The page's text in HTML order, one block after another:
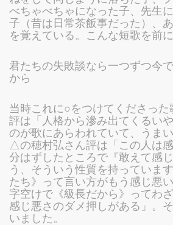
べちゃべちゃになった子、先生
子（昔は日常茶飯事だった）、
を覚えている。こんな短歌を前に
君たちの失敗談なら一つずつ今
から
当時これに○をつけてくださっ
評は「人格から滲み出てくるい
のが歌にあらわれていて、うま
△の穂村弘さん評は「この人は
分はずしたところで『敢えて感
う、そういう性質を持っていま
たち》って言い方がもう感じ悪
字空けで《級長だから》ってわ
感じ悪さのダメ押しがある」。
いました。